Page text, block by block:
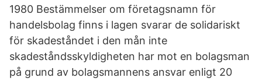
1980 Bestämmelser om företagsnamn för
handelsbolag finns i lagen svarar de solidariskt
för skadeståndet i den mån inte
skadeståndsskyldigheten har mot en bolagsman
på grund av bolagsmannens ansvar enligt 20